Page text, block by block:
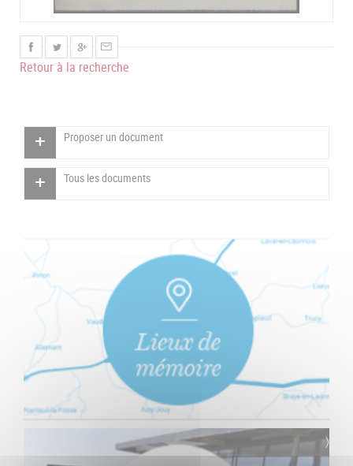
Retour à la recherche
Proposer un document
Tous les documents